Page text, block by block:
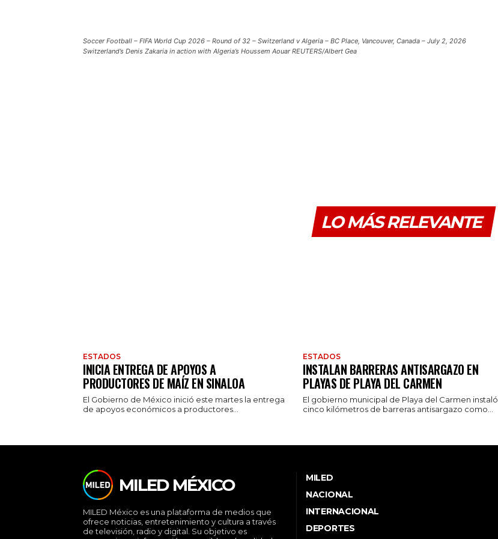
Soccer Football – FIFA World Cup 2026 – Round of 32 – Switzerland v Algeria – BC Place, Vancouver, Canada – July 2, 2026
Switzerland’s Denis Zakaria in action with Algeria’s Houssem Aouar REUTERS/Albert Gea
LO MÁS RELEVANTE
ESTADOS
INICIA ENTREGA DE APOYOS A
PRODUCTORES DE MAÍZ EN SINALOA
El Gobierno de México inició este martes la entrega
de apoyos económicos a productores...
ESTADOS
INSTALAN BARRERAS ANTISARGAZO EN
PLAYAS DE PLAYA DEL CARMEN
El gobierno municipal de Playa del Carmen instaló
cinco kilómetros de barreras antisargazo como...
MILED MÉXICO
MILED México es una plataforma de medios que
ofrece noticias, entretenimiento y cultura a través
de televisión, radio y digital. Su objetivo es
MILED
NACIONAL
INTERNACIONAL
DEPORTES